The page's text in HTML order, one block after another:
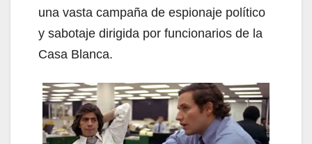
una vasta campaña de espionaje político
y sabotaje dirigida por funcionarios de la
Casa Blanca.